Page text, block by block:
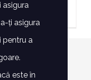
rezervate -
BYAlin Lazăr
asigura
ți asigura
pentru a
este în